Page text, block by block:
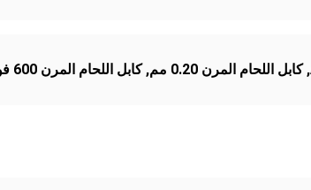
,كابل اللحام المرن 0.20 مم ,كابل اللحام المرن 600 فولت